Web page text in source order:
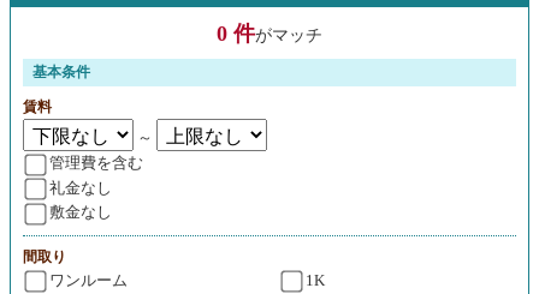
0 件がマッチ
基本条件
賃料
～
管理費を含む
礼金なし
敷金なし
間取り
ワンルーム
1K